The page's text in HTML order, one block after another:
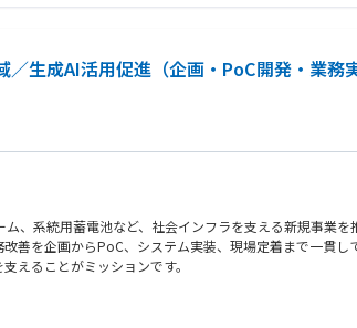
生成AI活用促進（企画・PoC開発・業務実
、系統用蓄電池など、社会インフラを支える新規事業を
善を企画からPoC、システム実装、現場定着まで一貫し
えることがミッションです。